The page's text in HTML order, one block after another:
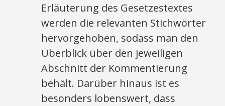
Erläuterung des Gesetzestextes
werden die relevanten Stichwörter
hervorgehoben, sodass man den
Überblick über den jeweiligen
Abschnitt der Kommentierung
behält. Darüber hinaus ist es
besonders lobenswert, dass